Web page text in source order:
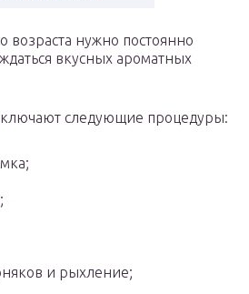
возраста нужно постоянно
вкусных ароматных
следующие процедуры:
и рыхление;